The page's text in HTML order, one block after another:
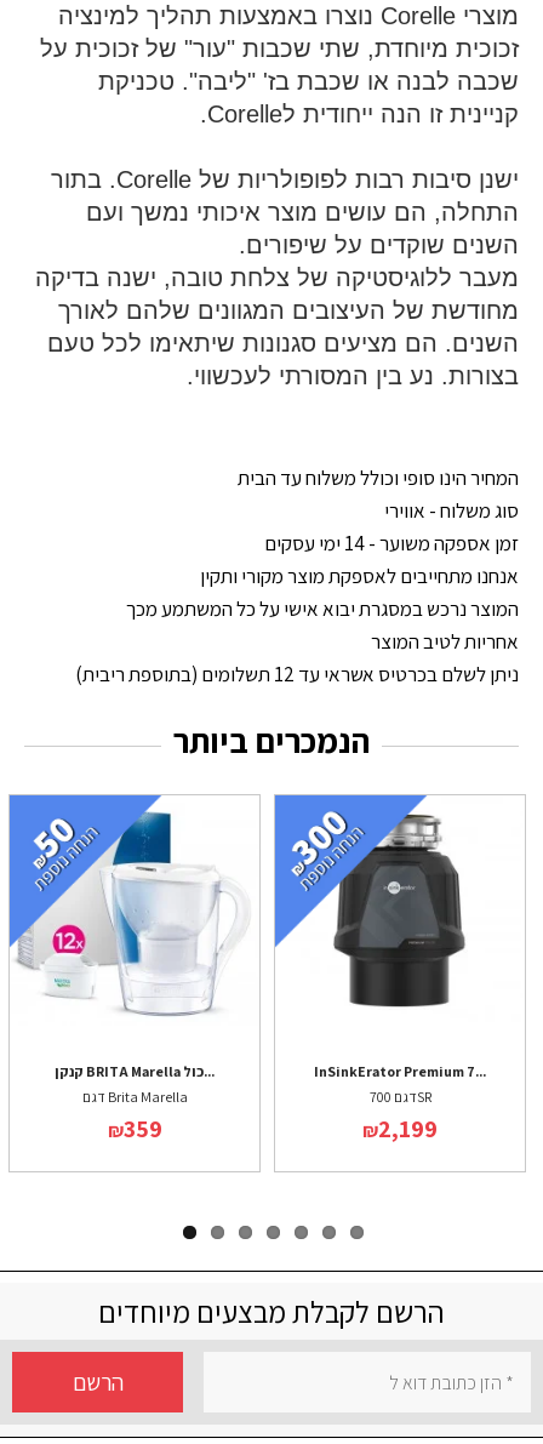
מוצרי Corelle נוצרו באמצעות תהליך למינציה
זכוכית מיוחדת, שתי שכבות "עור" של זכוכית על
שכבה לבנה או שכבת בז' "ליבה". טכניקת
קניינית זו הנה ייחודית לCorelle.
ישנן סיבות רבות לפופולריות של Corelle. בתור
התחלה, הם עושים מוצר איכותי נמשך ועם
השנים שוקדים על שיפורים.
מעבר ללוגיסטיקה של צלחת טובה, ישנה בדיקה
מחודשת של העיצובים המגוונים שלהם לאורך
השנים. הם מציעים סגנונות שיתאימו לכל טעם
בצורות. נע בין המסורתי לעכשווי.
המחיר הינו סופי וכולל משלוח עד הבית
סוג משלוח - אווירי
זמן אספקה משוער - 14 ימי עסקים
אנחנו מתחייבים לאספקת מוצר מקורי ותקין
המוצר נרכש במסגרת יבוא אישי על כל המשתמע מכך
אחריות לטיב המוצר
ניתן לשלם בכרטיס אשראי עד 12 תשלומים (בתוספת ריבית)
הנמכרים ביותר
קנקן BRITA Marella כול...
דגם Brita Marella
₪359
InSinkErator Premium 7...
דגם 700SR
₪2,199
הרשם לקבלת מבצעים מיוחדים
הרשם